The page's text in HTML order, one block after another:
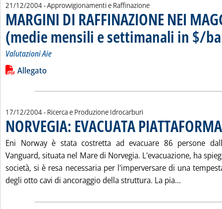
21/12/2004- Approvvigionamenti e Raffinazione
MARGINI DI RAFFINAZIONE NEI
(medie mensili e settimanali in $/
Valutazioni Aie
Leggi tutta la notizia: 'MARGINI DI RAFFINAZIONE NEI
Lista allegati PDF alla notizia
Allegato
17/12/2004- Ricerca e Produzione Idrocarburi
NORVEGIA: EVACUATA
Eni Norway è stata costretta ad evacuare 86 persone
Vanguard, situata nel Mare di Norvegia. L'evacuazione, ha
società, si è resa necessaria per l'imperversare di una
degli otto cavi di ancoraggio della struttura. La pia...